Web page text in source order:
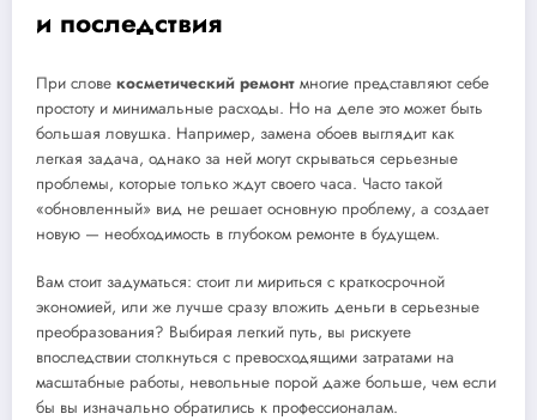
и последствия
При слове косметический ремонт многие представляют себе
простоту и минимальные расходы. Но на деле это может быть
большая ловушка. Например, замена обоев выглядит как
легкая задача, однако за ней могут скрываться серьезные
проблемы, которые только ждут своего часа. Часто такой
«обновленный» вид не решает основную проблему, а создает
новую — необходимость в глубоком ремонте в будущем.
Вам стоит задуматься: стоит ли мириться с краткосрочной
экономией, или же лучше сразу вложить деньги в серьезные
преобразования? Выбирая легкий путь, вы рискуете
впоследствии столкнуться с превосходящими затратами на
масштабные работы, невольные порой даже больше, чем если
бы вы изначально обратились к профессионалам.